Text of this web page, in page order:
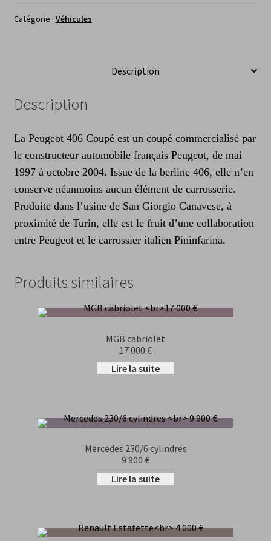
Catégorie : Véhicules
Description
Description
La Peugeot 406 Coupé est un coupé commercialisé par
le constructeur automobile français Peugeot, de mai
1997 à octobre 2004. Issue de la berline 406, elle n’en
conserve néanmoins aucun élément de carrosserie.
Produite dans l’usine de San Giorgio Canavese, à
proximité de Turin, elle est le fruit d’une collaboration
entre Peugeot et le carrossier italien Pininfarina.
Produits similaires
MGB cabriolet
17 000 €
Lire la suite
Mercedes 230/6 cylindres
9 900 €
Lire la suite